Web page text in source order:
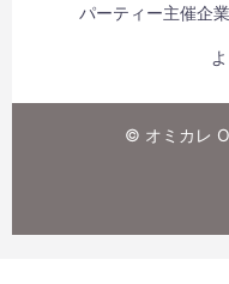
パーティー主催企
© オミカレ